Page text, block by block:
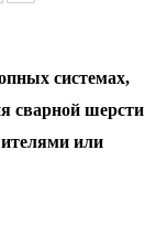
системах,
сварной шерсти
или